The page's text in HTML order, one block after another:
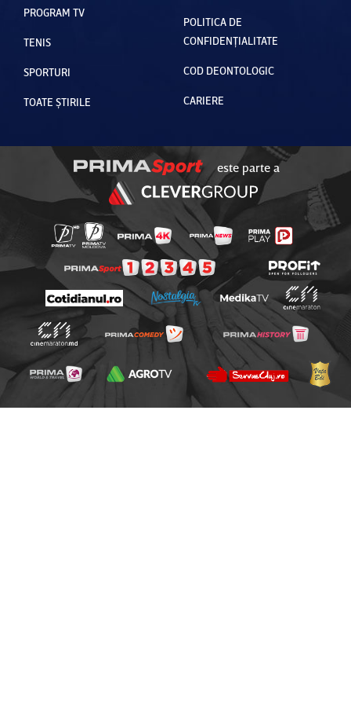
PROGRAM TV
TENIS
SPORTURI
TOATE ȘTIRILE
POLITICA DE
CONFIDENȚIALITATE
COD DEONTOLOGIC
CARIERE
este parte a